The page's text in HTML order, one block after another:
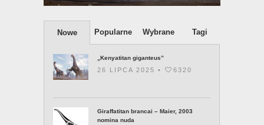
Nowe Popularne Wybrane Tagi
„Kenyatitan giganteus”
26 LIPCA 2025 • 6320
Giraffatitan brancai – Maier, 2003
nomina nuda